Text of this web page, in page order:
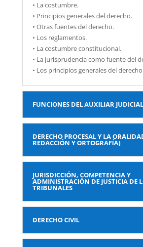
• La costumbre.
• Principios generales del derecho.
• Otras fuentes del derecho.
• Los reglamentos.
• La costumbre constitucional.
• La jurisprudencia como fuente del
• Los principios generales del
FUNCIONES DEL AUXILIAR JUDICIAL
DERECHO PROCESAL Y LA
REDACCIÓN Y ORTOGRAFÍA)
JURISDICCIÓN, COMPETENCIA Y
ADMINISTRACIÓN DE JUSTICIA DE
TRIBUNALES
DERECHO CIVIL